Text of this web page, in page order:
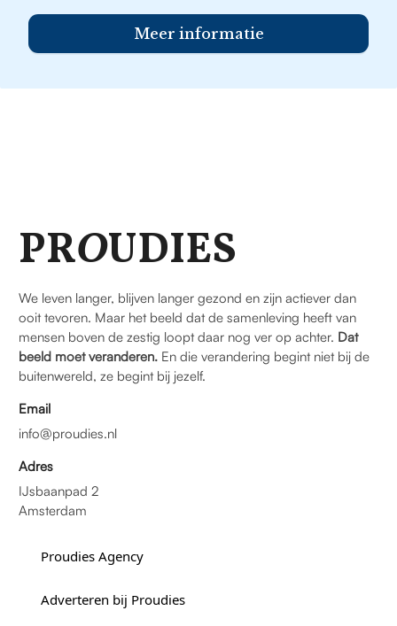
Meer informatie
PROUDIES
We leven langer, blijven langer gezond en zijn actiever dan
ooit tevoren. Maar het beeld dat de samenleving heeft van
mensen boven de zestig loopt daar nog ver op achter. Dat
beeld moet veranderen. En die verandering begint niet bij de
buitenwereld, ze begint bij jezelf.
Email
info@proudies.nl
Adres
IJsbaanpad 2
Amsterdam
Proudies Agency
Adverteren bij Proudies